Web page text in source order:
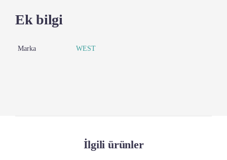
Ek bilgi
Marka WEST
İlgili ürünler